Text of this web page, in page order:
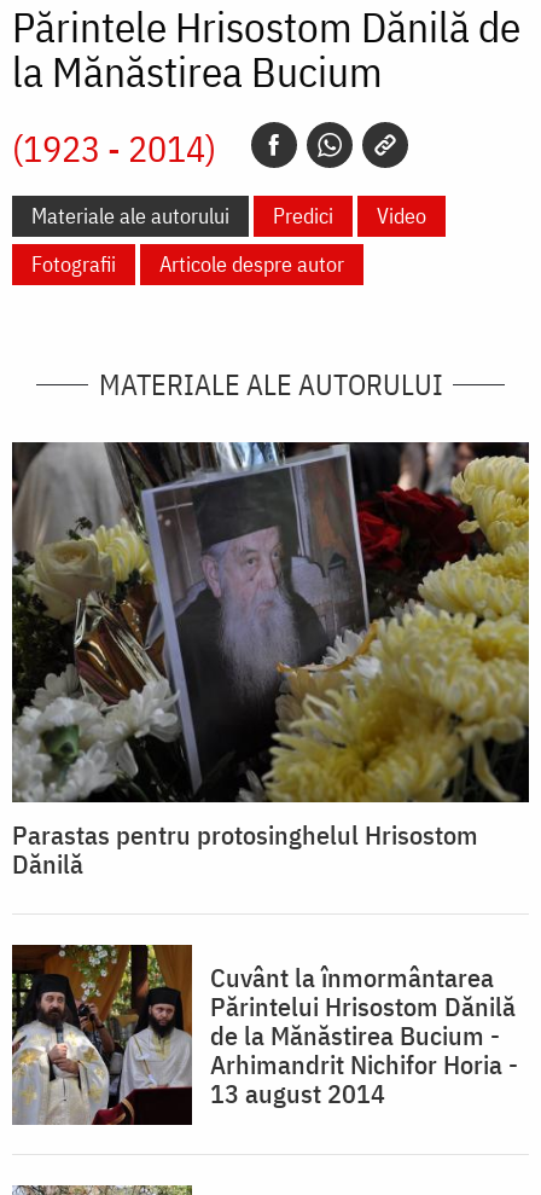
Părintele Hrisostom Dănilă de
la Mănăstirea Bucium
(1923 - 2014)
Materiale ale autorului Predici
Video
Fotografii
Articole despre autor
MATERIALE ALE AUTORULUI
Parastas pentru protosinghelul Hrisostom
Dănilă
Cuvânt la înmormântarea
Părintelui Hrisostom Dănilă
de la Mănăstirea Bucium -
Arhimandrit Nichifor Horia -
13 august 2014